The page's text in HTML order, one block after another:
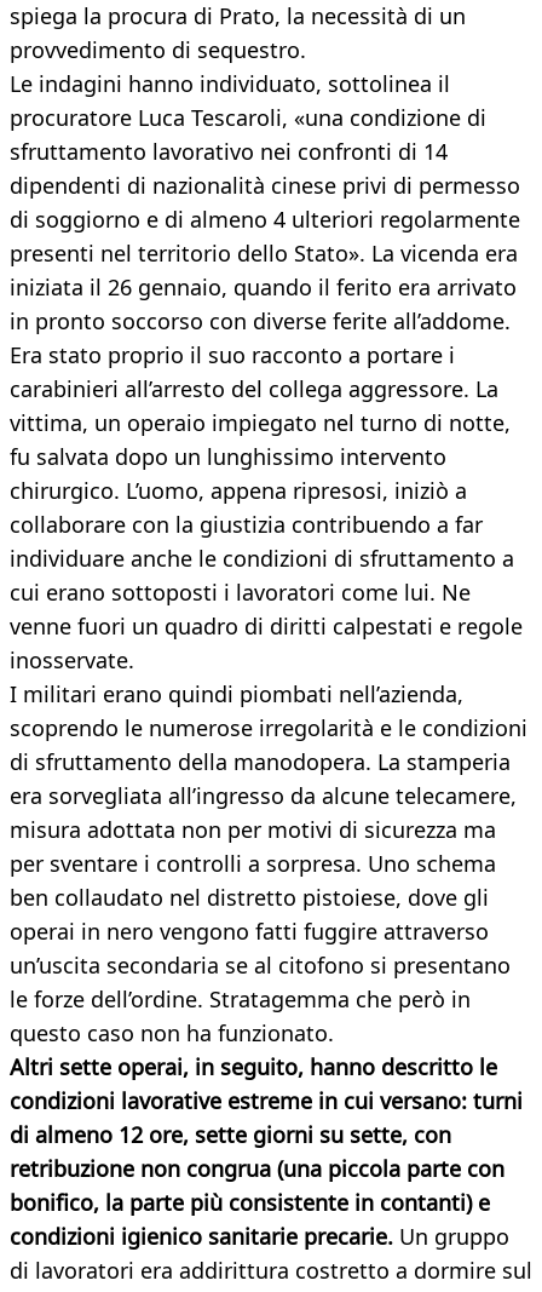
spiega la procura di Prato, la necessità di un
provvedimento di sequestro.
Le indagini hanno individuato, sottolinea il
procuratore Luca Tescaroli, «una condizione di
sfruttamento lavorativo nei confronti di 14
dipendenti di nazionalità cinese privi di permesso
di soggiorno e di almeno 4 ulteriori regolarmente
presenti nel territorio dello Stato». La vicenda era
iniziata il 26 gennaio, quando il ferito era arrivato
in pronto soccorso con diverse ferite all’addome.
Era stato proprio il suo racconto a portare i
carabinieri all’arresto del collega aggressore. La
vittima, un operaio impiegato nel turno di notte,
fu salvata dopo un lunghissimo intervento
chirurgico. L’uomo, appena ripresosi, iniziò a
collaborare con la giustizia contribuendo a far
individuare anche le condizioni di sfruttamento a
cui erano sottoposti i lavoratori come lui. Ne
venne fuori un quadro di diritti calpestati e regole
inosservate.
I militari erano quindi piombati nell’azienda,
scoprendo le numerose irregolarità e le condizioni
di sfruttamento della manodopera. La stamperia
era sorvegliata all’ingresso da alcune telecamere,
misura adottata non per motivi di sicurezza ma
per sventare i controlli a sorpresa. Uno schema
ben collaudato nel distretto pistoiese, dove gli
operai in nero vengono fatti fuggire attraverso
un’uscita secondaria se al citofono si presentano
le forze dell’ordine. Stratagemma che però in
questo caso non ha funzionato.
Altri sette operai, in seguito, hanno descritto le
condizioni lavorative estreme in cui versano: turni
di almeno 12 ore, sette giorni su sette, con
retribuzione non congrua (una piccola parte con
bonifico, la parte più consistente in contanti) e
condizioni igienico sanitarie precarie. Un gruppo
di lavoratori era addirittura costretto a dormire sul